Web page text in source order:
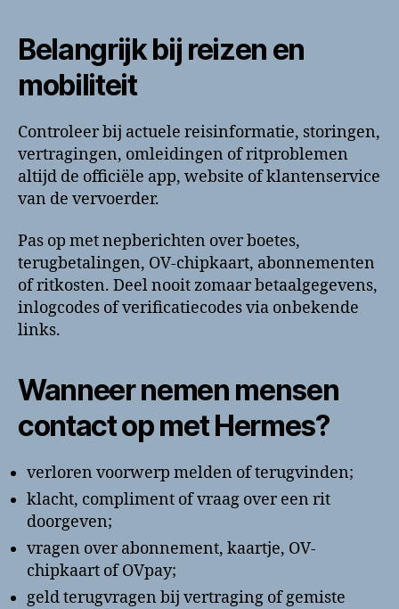
Belangrijk bij reizen en
mobiliteit
Controleer bij actuele reisinformatie, storingen,
vertragingen, omleidingen of ritproblemen
altijd de officiële app, website of klantenservice
van de vervoerder.
Pas op met nepberichten over boetes,
terugbetalingen, OV-chipkaart, abonnementen
of ritkosten. Deel nooit zomaar betaalgegevens,
inlogcodes of verificatiecodes via onbekende
links.
Wanneer nemen mensen
contact op met Hermes?
verloren voorwerp melden of terugvinden;
klacht, compliment of vraag over een rit
doorgeven;
vragen over abonnement, kaartje, OV-
chipkaart of OVpay;
geld terugvragen bij vertraging of gemiste